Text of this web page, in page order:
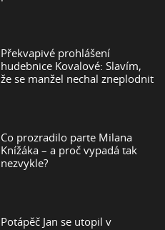
Překvapivé prohlášení
hudebnice Kovalové: Slavím,
že se manžel nechal zneplodnit
Co prozradilo parte Milana
Knížáka – a proč vypadá tak
nezvykle?
Potápěč Jan se utopil v